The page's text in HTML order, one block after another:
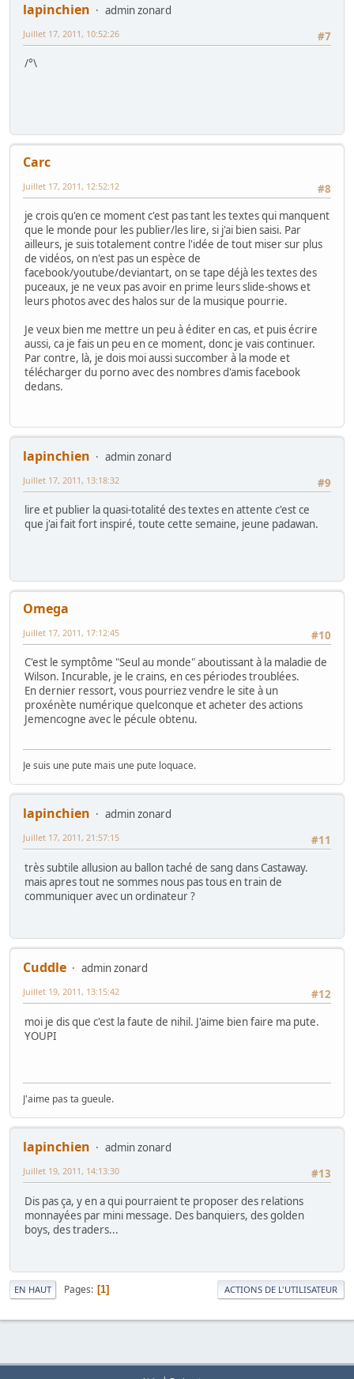
lapinchien
admin zonard
#7
Juillet 17, 2011, 10:52:26
/°\
Carc
#8
Juillet 17, 2011, 12:52:12
je crois qu'en ce moment c'est pas tant les textes qui manquent
que le monde pour les publier/les lire, si j'ai bien saisi. Par
ailleurs, je suis totalement contre l'idée de tout miser sur plus
de vidéos, on n'est pas un espèce de
facebook/youtube/deviantart, on se tape déjà les textes des
puceaux, je ne veux pas avoir en prime leurs slide-shows et
leurs photos avec des halos sur de la musique pourrie.
Je veux bien me mettre un peu à éditer en cas, et puis écrire
aussi, ca je fais un peu en ce moment, donc je vais continuer.
Par contre, là, je dois moi aussi succomber à la mode et
télécharger du porno avec des nombres d'amis facebook
dedans.
lapinchien
admin zonard
#9
Juillet 17, 2011, 13:18:32
lire et publier la quasi-totalité des textes en attente c'est ce
que j'ai fait fort inspiré, toute cette semaine, jeune padawan.
Omega
#10
Juillet 17, 2011, 17:12:45
C'est le symptôme "Seul au monde" aboutissant à la maladie de
Wilson. Incurable, je le crains, en ces périodes troublées.
En dernier ressort, vous pourriez vendre le site à un
proxénète numérique quelconque et acheter des actions
Jemencogne avec le pécule obtenu.
Je suis une pute mais une pute loquace.
lapinchien
admin zonard
#11
Juillet 17, 2011, 21:57:15
très subtile allusion au ballon taché de sang dans Castaway.
mais apres tout ne sommes nous pas tous en train de
communiquer avec un ordinateur ?
Cuddle
admin zonard
#12
Juillet 19, 2011, 13:15:42
moi je dis que c'est la faute de nihil. J'aime bien faire ma pute.
YOUPI
J'aime pas ta gueule.
lapinchien
admin zonard
#13
Juillet 19, 2011, 14:13:30
Dis pas ça, y en a qui pourraient te proposer des relations
monnayées par mini message. Des banquiers, des golden
boys, des traders...
EN HAUT Pages 1 ACTIONS DE L'UTILISATEUR